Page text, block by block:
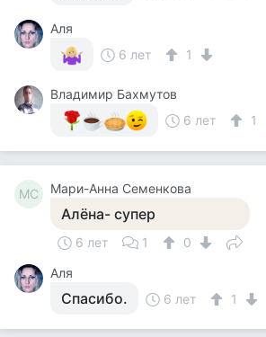
Аля
6 лет
1
Владимир Бахмутов
6 лет
1
МС Мари-Анна Семенкова
Алёна- супер
6 лет 1
0
Аля
Спасибо. 6 лет 1